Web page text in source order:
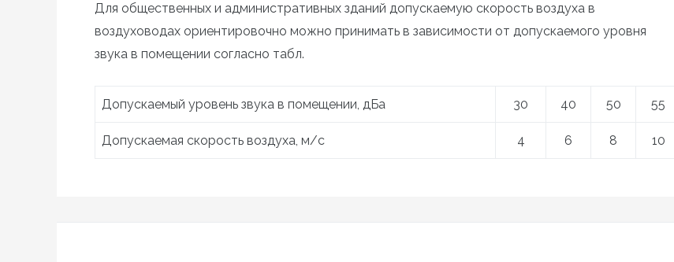
Для общественных и административных зданий допускаемую скорость воздуха в
воздуховодах ориентировочно можно принимать в зависимости от допускаемого уровня
звука в помещении согласно табл.
Допускаемый уровень звука в помещении, дБа 30 40 50 55
Допускаемая скорость воздуха, м/с 4 6 8 10